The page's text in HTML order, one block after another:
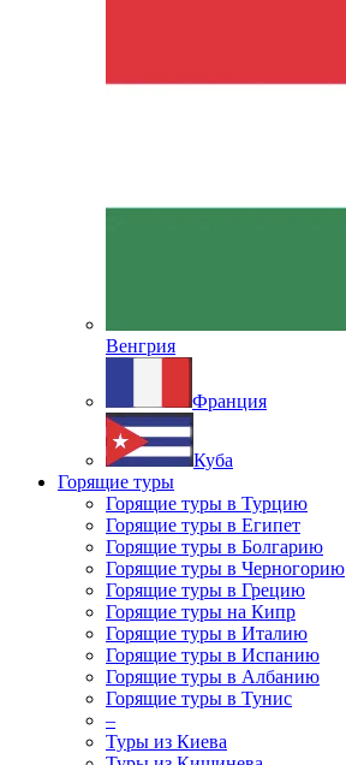
Венгрия
Франция
Куба
Горящие туры
Горящие туры в Турцию
Горящие туры в Египет
Горящие туры в Болгарию
Горящие туры в Черногорию
Горящие туры в Грецию
Горящие туры на Кипр
Горящие туры в Италию
Горящие туры в Испанию
Горящие туры в Албанию
Горящие туры в Тунис
–
Туры из Киева